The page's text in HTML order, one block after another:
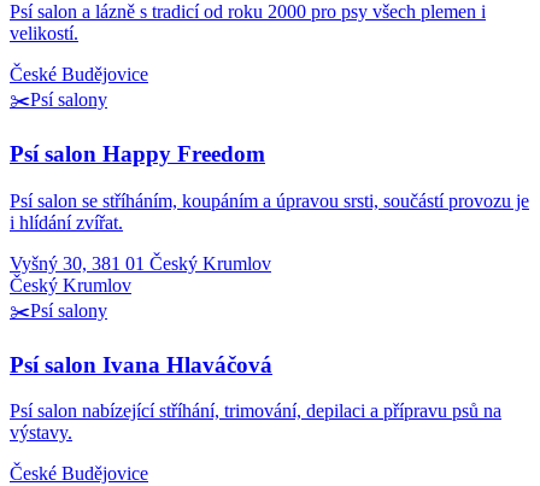
Psí salon a lázně s tradicí od roku 2000 pro psy všech plemen i
velikostí.
České Budějovice
✂️Psí salony
Psí salon Happy Freedom
Psí salon se stříháním, koupáním a úpravou srsti, součástí provozu je
i hlídání zvířat.
Vyšný 30, 381 01 Český Krumlov
Český Krumlov
✂️Psí salony
Psí salon Ivana Hlaváčová
Psí salon nabízející stříhání, trimování, depilaci a přípravu psů na
výstavy.
České Budějovice